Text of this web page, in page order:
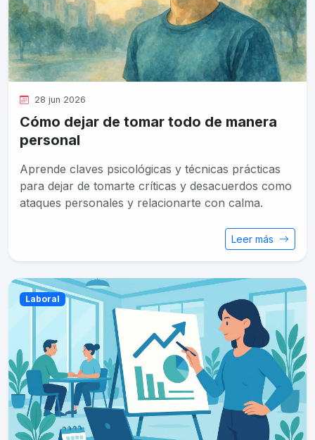
28 jun 2026
Cómo dejar de tomar todo de manera
personal
Aprende claves psicológicas y técnicas prácticas
para dejar de tomarte críticas y desacuerdos como
ataques personales y relacionarte con calma.
Leer más
Laboral